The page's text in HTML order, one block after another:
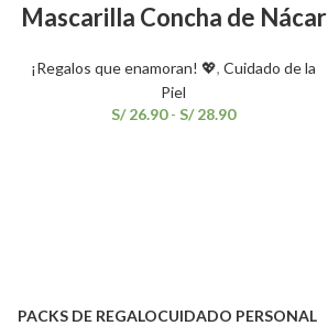
Mascarilla Concha de Nácar
¡Regalos que enamoran! 💖, Cuidado de la
Piel
S/26.90 - S/28.90
PACKS DE REGALOCUIDADO PERSONAL